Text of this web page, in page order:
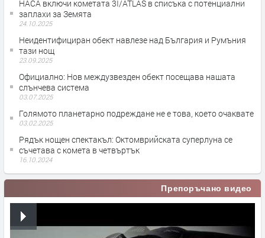
НАСА включи кометата 3I/ATLAS в списъка с потенциални
заплахи за Земята
24.10.2025
Неидентифициран обект навлезе над България и Румъния
тази нощ
23.09.2025
Официално: Нов междузвезден обект посещава нашата
слънчева система
03.07.2025
Голямото планетарно подреждане не е това, което очаквате
03.02.2025
Рядък нощен спектакъл: Октомврийската суперлуна се
съчетава с комета в четвъртък
16.10.2024
Препоръчано видео